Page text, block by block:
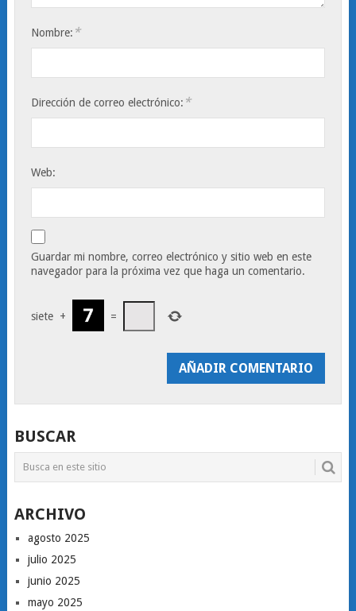
Nombre: *
Dirección de correo electrónico: *
Web:
Guardar mi nombre, correo electrónico y sitio web en este
navegador para la próxima vez que haga un comentario.
siete + =
BUSCAR
ARCHIVO
agosto 2025
julio 2025
junio 2025
mayo 2025